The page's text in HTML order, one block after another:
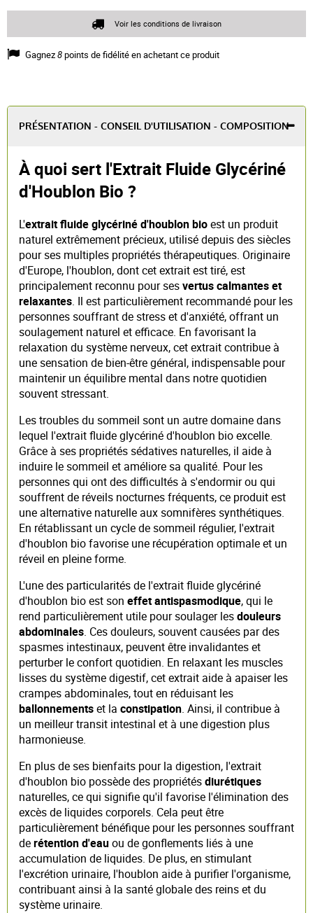
Gagnez8points de fidélité en achetant ce produit
Voir les conditions de livraison
PRÉSENTATION - CONSEIL D'UTILISATION - COMPOSITION
À quoi sert l'Extrait Fluide Glycériné
d'Houblon Bio ?
L'extrait fluide glycériné d'houblon bioest un produit
naturel extrêmement précieux, utilisé depuis des siècles
pour ses multiples propriétés thérapeutiques. Originaire
d'Europe, l'houblon, dont cet extrait est tiré, est
principalement reconnu pour sesvertus calmantes et
relaxantes. Il est particulièrement recommandé pour les
personnes souffrant de stress et d'anxiété, offrant un
soulagement naturel et efficace. En favorisant la
relaxation du système nerveux, cet extrait contribue à
une sensation de bien-être général, indispensable pour
maintenir un équilibre mental dans notre quotidien
souvent stressant.
Les troubles du sommeil sont un autre domaine dans
lequel l'extrait fluide glycériné d'houblon bio excelle.
Grâce à ses propriétés sédatives naturelles, il aide à
induire le sommeil et améliore sa qualité. Pour les
personnes qui ont des difficultés à s'endormir ou qui
souffrent de réveils nocturnes fréquents, ce produit est
une alternative naturelle aux somnifères synthétiques.
En rétablissant un cycle de sommeil régulier, l'extrait
d'houblon bio favorise une récupération optimale et un
réveil en pleine forme.
L'une des particularités de l'extrait fluide glycériné
d'houblon bio est son effet antispasmodique, qui le
rend particulièrement utile pour soulager lesdouleurs
abdominales. Ces douleurs, souvent causées par des
spasmes intestinaux, peuvent être invalidantes et
perturber le confort quotidien. En relaxant les muscles
lisses du système digestif, cet extrait aide à apaiser les
crampes abdominales, tout en réduisant les
ballonnementset la constipation. Ainsi, il contribue à
un meilleur transit intestinal et à une digestion plus
harmonieuse.
En plus de ses bienfaits pour la digestion, l'extrait
d'houblon bio possède des propriétésdiurétiques
naturelles, ce qui signifie qu'il favorise l'élimination des
excès de liquides corporels. Cela peut être
particulièrement bénéfique pour les personnes souffrant
derétention d'eauou de gonflements liés à une
accumulation de liquides. De plus, en stimulant
l'excrétion urinaire, l'houblon aide à purifier l'organisme,
contribuant ainsi à la santé globale des reins et du
système urinaire.